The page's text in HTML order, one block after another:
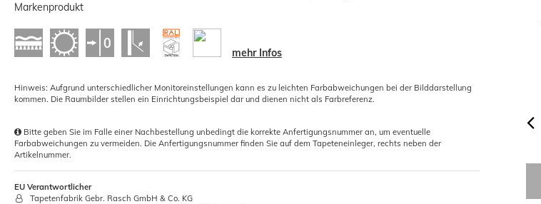
Markenprodukt
mehr Infos
Hinweis: Aufgrund unterschiedlicher Monitoreinstellungen kann es zu leichten Farbabweichungen bei der Bilddarstellung
kommen. Die Raumbilder stellen ein Einrichtungsbeispiel dar und dienen nicht als Farbreferenz.
Bitte geben Sie im Falle einer Nachbestellung unbedingt die korrekte Anfertigungsnummer an, um eventuelle
Farbabweichungen zu vermeiden. Die Anfertigungsnummer finden Sie auf dem Tapeteneinleger, rechts neben der
Artikelnummer.
EU Verantwortlicher
Tapetenfabrik Gebr. Rasch GmbH & Co. KG
Nahtroller für Tapeten mit konischer
Walze 4,5cm
Grundpreis: 1,41 € / Stück Grundpreis: 6,46 € / Stück